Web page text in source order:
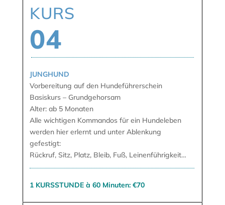
KURS
04
JUNGHUND
Vorbereitung auf den Hundeführerschein
Basiskurs – Grundgehorsam
Alter: ab 5 Monaten
Alle wichtigen Kommandos für ein Hundeleben
werden hier erlernt und unter Ablenkung
gefestigt:
Rückruf, Sitz, Platz, Bleib, Fuß, Leinenführigkeit…
1 KURSSTUNDE à 60 Minuten: €70